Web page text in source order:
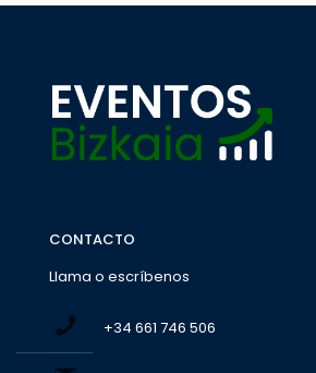
CONTACTO
Llama o escríbenos
+34 661 746 506